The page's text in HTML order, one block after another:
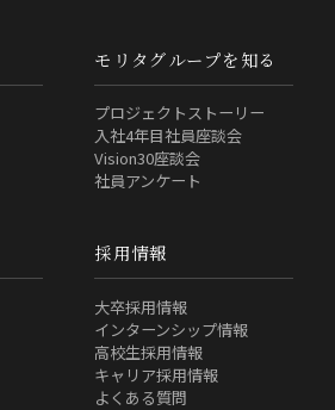
モリタグループを知る
プロジェクトストーリー
入社4年目社員座談会
Vision30座談会
社員アンケート
採用情報
大卒採用情報
インターンシップ情報
高校生採用情報
キャリア採用情報
よくある質問